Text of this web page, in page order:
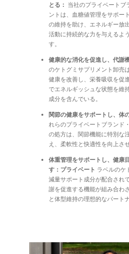
とる： 当社のプライベートブ
ントは、血糖値管理をサポー
の維持を助け、エネルギー放
活動に持続的な力を与えるよ
す。
健康的な消化を促進し、代謝
のケトグミサプリメント卸売
健康を改善し、栄養吸収を促
でエネルギッシュな状態を維
成分を含んでいる。
関節の健康をサポートし、体
れらのプライベートブランド
の処方は、関節機能に特別な
え、柔軟性と快適性を向上させ
体重管理をサポートし、健康
す：プライベート ラベルのケ
減量サポート成分が配合され
謝を促進する機能が組み合わ
と体型維持の理想的なパート